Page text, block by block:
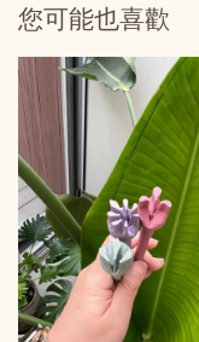
您可能也喜歡